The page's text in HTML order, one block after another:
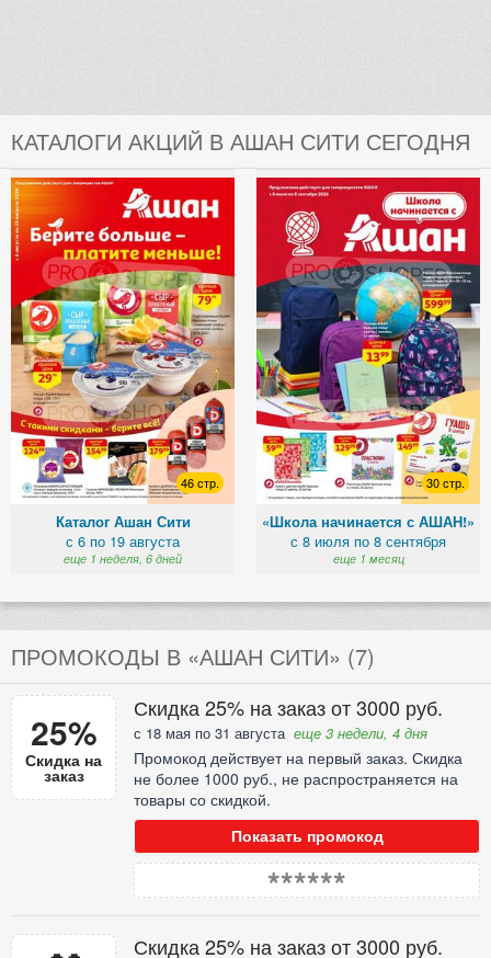
КАТАЛОГИ АКЦИЙ В АШАН СИТИ СЕГОДНЯ
46 стр.
Каталог Ашан Сити
с 6 по 19 августа
еще 1 неделя, 6 дней
30 стр.
«Школа начинается с АШАН!»
с 8 июля по 8 сентября
еще 1 месяц
ПРОМОКОДЫ В «АШАН СИТИ» (7)
25%
Скидка на
заказ
Скидка 25% на заказ от 3000 руб.
с 18 мая по 31 августа еще 3 недели, 4 дня
Промокод действует на первый заказ. Скидка
не более 1000 руб., не распространяется на
товары со скидкой.
Показать промокод
******
Скидка 25% на заказ от 3000 руб.